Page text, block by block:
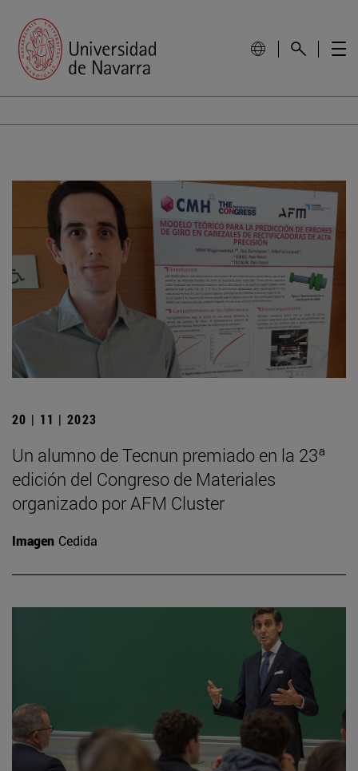
20 | 11 | 2023
Un alumno de Tecnun premiado en la 23ª
edición del Congreso de Materiales
organizado por AFM Cluster
Imagen Cedida